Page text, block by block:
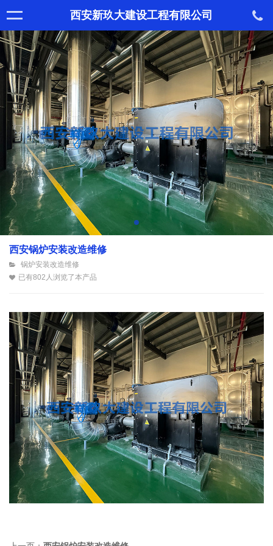
西安新玖大建设工程有限公司
西安锅炉安装改造维修
锅炉安装改造维修
已有802人浏览了本产品